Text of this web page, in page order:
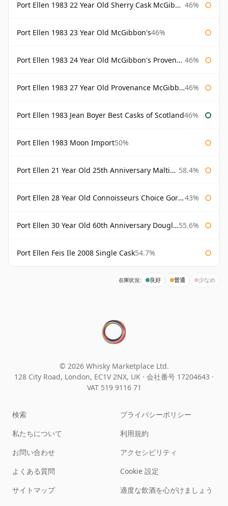
Port Ellen 1983 22 Year Old Sherry Cask McGibbon's Provenance 46%
Port Ellen 1983 23 Year Old McGibbon's46%
Port Ellen 1983 24 Year Old McGibbon's Provenance 46%
Port Ellen 1983 27 Year Old Provenance McGibbon's 46%
Port Ellen 1983 Jean Boyer Best Casks of Scotland46%
Port Ellen 1983 Moon Import50%
Port Ellen 21 Year Old 25th Anniversary Maltings 58.4%
Port Ellen 28 Year Old Connoisseurs Choice Gordon & MacPhail 43%
Port Ellen 30 Year Old 60th Anniversary Douglas Laing 55.6%
Port Ellen Feis Ile 2008 Single Cask54.7%
在庫状況: 良好 普通 少なめ
© 2026 Whisky Marketplace Ltd.
128 City Road, London, EC1V 2NX, UK · 会社番号 17204643 ·
VAT 519 9116 71
検索
私たちについて
お問い合わせ
よくある質問
サイトマップ
プライバシーポリシー
利用規約
アクセシビリティ
Cookie 設定
適度な飲酒を心がけましょう